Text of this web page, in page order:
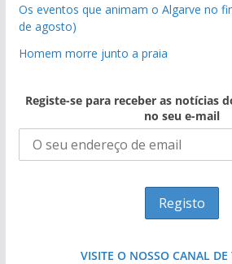
Os eventos que animam o Algarve no
de agosto)
Homem morre junto a praia
Registe-se para receber as notícias
no seu e-mail
VISITE O NOSSO CANAL DE